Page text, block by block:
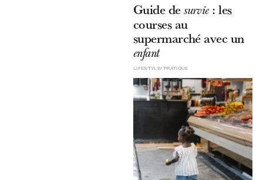
Guide desurvie: les
courses au
supermarché avec un
enfant
LIFESTYLE PRATIQUE